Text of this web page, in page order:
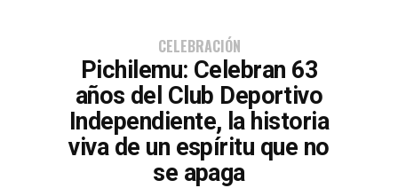
CELEBRACIÓN
Pichilemu: Celebran 63
años del Club Deportivo
Independiente, la historia
viva de un espíritu que no
se apaga